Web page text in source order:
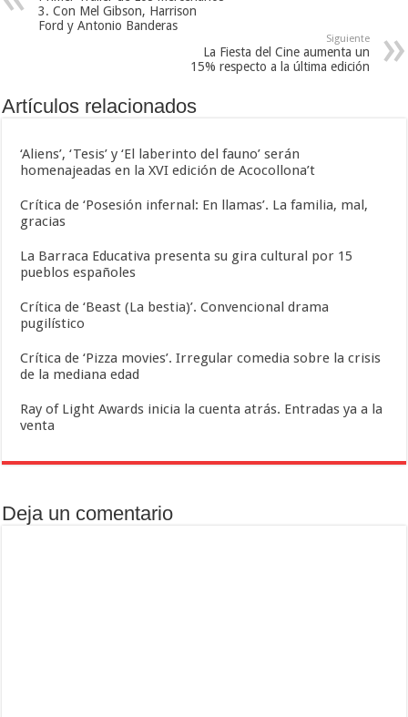
3. Con Mel Gibson, Harrison
Ford y Antonio Banderas
Siguiente
La Fiesta del Cine aumenta un
15% respecto a la última edición
Artículos relacionados
‘Aliens’, ‘Tesis’ y ‘El laberinto del fauno’ serán
homenajeadas en la XVI edición de Acocollona’t
Crítica de ‘Posesión infernal: En llamas’. La familia, mal,
gracias
La Barraca Educativa presenta su gira cultural por 15
pueblos españoles
Crítica de ‘Beast (La bestia)’. Convencional drama
pugilístico
Crítica de ‘Pizza movies’. Irregular comedia sobre la crisis
de la mediana edad
Ray of Light Awards inicia la cuenta atrás. Entradas ya a la
venta
Deja un comentario